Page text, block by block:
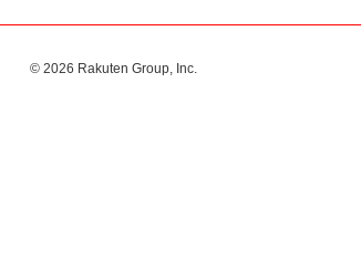
© 2026 Rakuten Group, Inc.